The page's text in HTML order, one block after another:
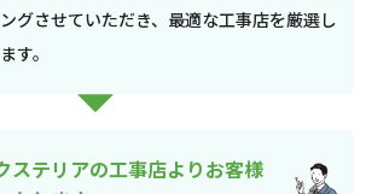
グさせていただき、最適な工事店を厳選し
す。
ステリアの工事店よりお客様